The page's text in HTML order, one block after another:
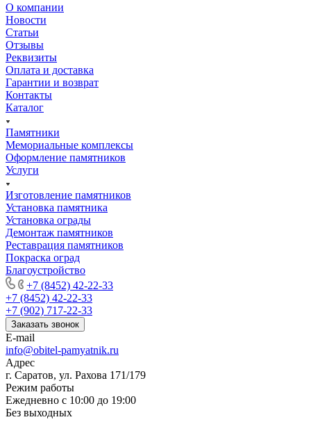
О компании
Новости
Статьи
Отзывы
Реквизиты
Оплата и доставка
Гарантии и возврат
Контакты
Каталог
Памятники
Мемориальные комплексы
Оформление памятников
Услуги
Изготовление памятников
Установка памятника
Установка ограды
Демонтаж памятников
Реставрация памятников
Покраска оград
Благоустройство
+7 (8452) 42-22-33
+7 (8452) 42-22-33
+7 (902) 717-22-33
Заказать звонок
E-mail
info@obitel-pamyatnik.ru
Адрес
г. Саратов, ул. Рахова 171/179
Режим работы
Ежедневно с 10:00 до 19:00
Без выходных